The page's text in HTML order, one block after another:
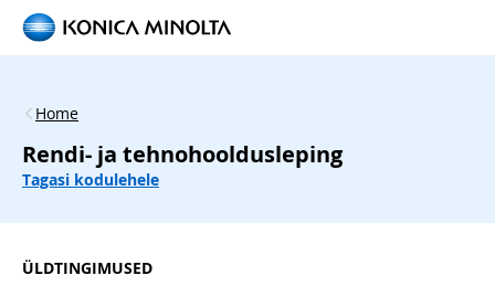
Home
Rendi- ja tehnohooldusleping
Tagasi kodulehele
ÜLDTINGIMUSED